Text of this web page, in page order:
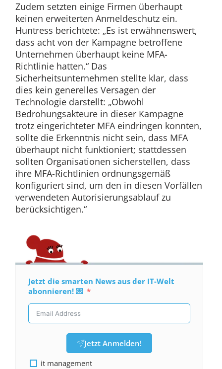
Zudem setzten einige Firmen überhaupt
keinen erweiterten Anmeldeschutz ein.
Huntress berichtete: „Es ist erwähnenswert,
dass acht von der Kampagne betroffene
Unternehmen überhaupt keine MFA-
Richtlinie hatten.“ Das
Sicherheitsunternehmen stellte klar, dass
dies kein generelles Versagen der
Technologie darstellt: „Obwohl
Bedrohungsakteure in dieser Kampagne
trotz eingerichteter MFA eindringen konnten,
sollte die Erkenntnis nicht sein, dass MFA
überhaupt nicht funktioniert; stattdessen
sollten Organisationen sicherstellen, dass
ihre MFA-Richtlinien ordnungsgemäß
konfiguriert sind, um den in diesen Vorfällen
verwendeten Autorisierungsablauf zu
berücksichtigen.“
Jetzt die smarten News aus der IT-Welt
abonnieren! 💌
Jetzt Anmelden!
it management